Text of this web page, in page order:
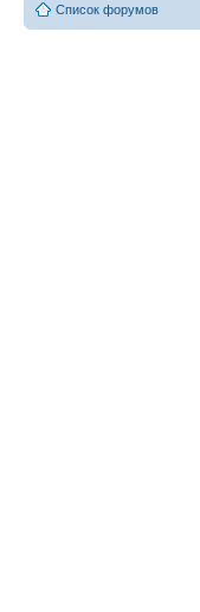
Список форумов